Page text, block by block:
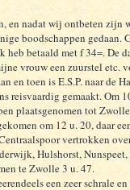
en nadat wij ontbeten zijn
boodschappen gedaan.
betaald met f 34=. De
vrouw een zuurstel etc.
en toen is E.S.P. naar de
reisvaardig gemaakt. Om
plaatsgenomen tot
om 12 u. 20, daar
vertrokken
Hulshorst,
te Zwolle 3 u. 47.
een zeer schrale